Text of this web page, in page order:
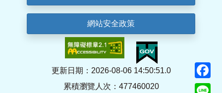
網站安全政策
更新日期：2026-08-06 14:50:51.0
累積瀏覽人次：477460020